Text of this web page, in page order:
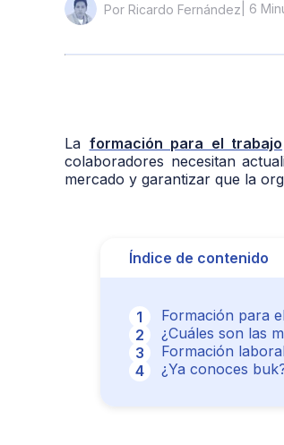
Por Ricardo Fernández | 6
La formación para el trabajo
colaboradores necesitan
mercado y garantizar que la
Índice de contenido
Formación para
¿Cuáles son las
Formación
¿Ya conoces